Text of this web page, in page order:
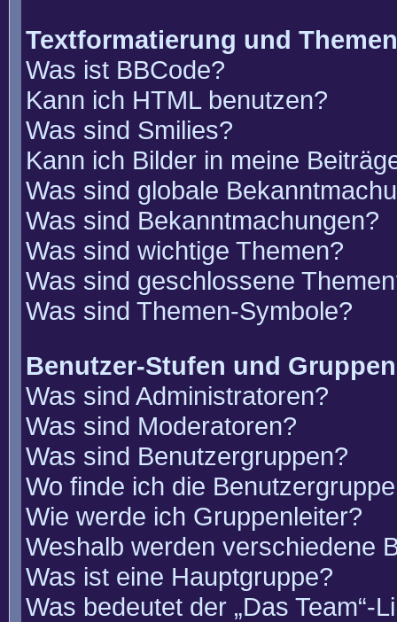
Textformatierung und
Was ist BBCode?
Kann ich HTML benutzen?
Was sind Smilies?
Kann ich Bilder in meine
Was sind globale
Was sind Bekanntmachungen?
Was sind wichtige Themen?
Was sind geschlossene
Was sind Themen-Symbole?
Benutzer-Stufen und Gruppen
Was sind Administratoren?
Was sind Moderatoren?
Was sind Benutzergruppen?
Wo finde ich die
Wie werde ich Gruppenleiter?
Weshalb werden verschiedene
Was ist eine Hauptgruppe?
Was bedeutet der „Das Team“-